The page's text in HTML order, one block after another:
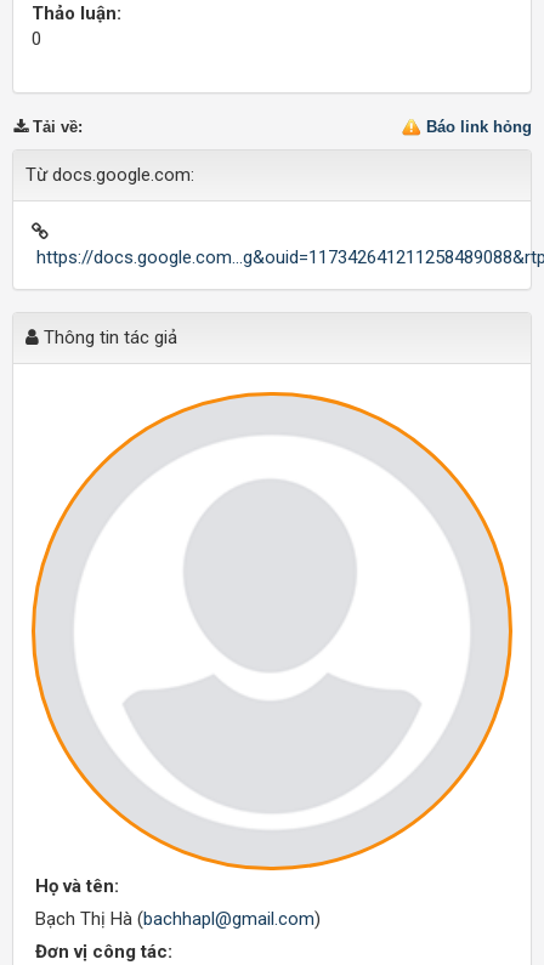
Thảo luận:
0
Báo link hỏng
Tải về:
Từ docs.google.com:
https://
Thông tin tác giả
Họ và tên:
Bạch Thị Hà (bachhapl@gmail.com)
Đơn vị công tác: